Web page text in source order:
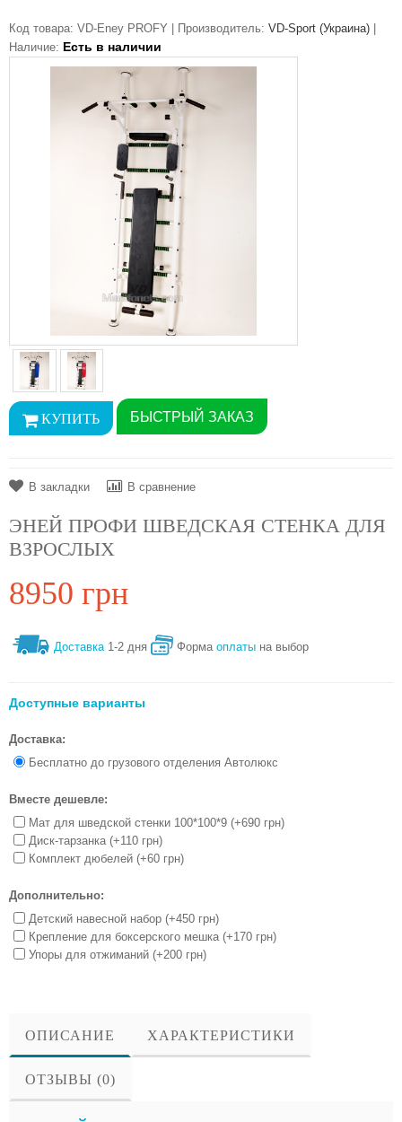
Код товара: VD-Eney PROFY | Производитель: VD-Sport (Украина)
Наличие: Есть в наличии
БЫСТРЫЙ ЗАКАЗ
В закладки В сравнение
ЭНЕЙ ПРОФИ ШВЕДСКАЯ СТЕНКА ДЛЯ
ВЗРОСЛЫХ
8950 грн
Доставка 1-2 дня Форма оплаты на выбор
Доступные варианты
Доставка:
Бесплатно до грузового отделения Автолюкс
Вместе дешевле:
Мат для шведской стенки 100*100*9 (+690 грн)
Диск-тарзанка (+110 грн)
Комплект дюбелей (+60 грн)
Дополнительно:
Детский навесной набор (+450 грн)
Крепление для боксерского мешка (+170 грн)
Упоры для отжиманий (+200 грн)
ОПИСАНИЕ ХАРАКТЕРИСТИКИ
ОТЗЫВЫ (0)